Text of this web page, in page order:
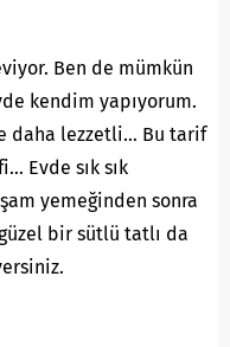
Ben de mümkün
kendim yapıyorum.
daha lezzetli… Bu tarif
Evde sık sık
yemeğinden sonra
bir sütlü tatlı da